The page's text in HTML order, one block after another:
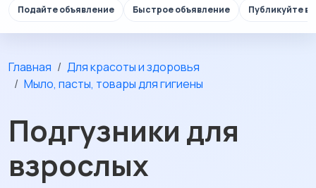
Подайте объявление Быстрое объявление Публикуйте в
Главная
Для красоты и здоровья
Мыло, пасты, товары для гигиены
Подгузники для
взрослых